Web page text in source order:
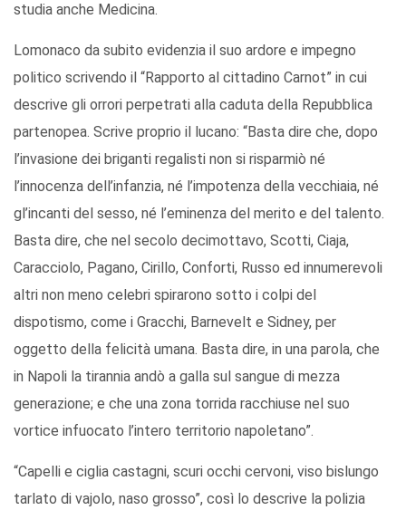
studia anche Medicina.
Lomonaco da subito evidenzia il suo ardore e impegno
politico scrivendo il “Rapporto al cittadino Carnot” in cui
descrive gli orrori perpetrati alla caduta della Repubblica
partenopea. Scrive proprio il lucano: “Basta dire che, dopo
l’invasione dei briganti regalisti non si risparmiò né
l’innocenza dell’infanzia, né l’impotenza della vecchiaia, né
gl’incanti del sesso, né l’eminenza del merito e del talento.
Basta dire, che nel secolo decimottavo, Scotti, Ciaja,
Caracciolo, Pagano, Cirillo, Conforti, Russo ed innumerevoli
altri non meno celebri spirarono sotto i colpi del
dispotismo, come i Gracchi, Barnevelt e Sidney, per
oggetto della felicità umana. Basta dire, in una parola, che
in Napoli la tirannia andò a galla sul sangue di mezza
generazione; e che una zona torrida racchiuse nel suo
vortice infuocato l’intero territorio napoletano”.
“Capelli e ciglia castagni, scuri occhi cervoni, viso bislungo
tarlato di vajolo, naso grosso”, così lo descrive la polizia